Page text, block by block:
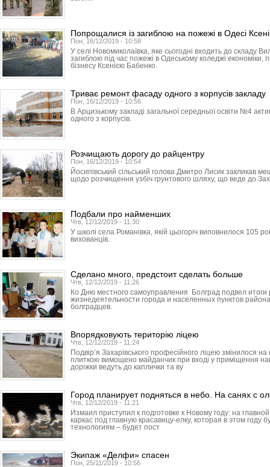
Попрощалися із загиблою на пожежі в Одесі
Пон, 16/12/2019 - 10:58
У селі Новомиколаївка, яке сьогодні входить до складу
загиблою під час пожежі в Одеському коледжі економіки,
бізнесу Ксенією Бабенко.
Триває ремонт фасаду одного з корпусів закладу
Пон, 16/12/2019 - 10:56
В Арцизькому закладі загальної середньої освіти №4
одного з корпусів.
Розчищають дорогу до райцентру
Пон, 16/12/2019 - 10:54
Йосипівський сільський голова Дмитро Лисик закликав
щодо розчищення узбіч грунтового шляху, що веде до
Подбали про найменших
Чтв, 12/12/2019 - 11:30
У школі села Романівка, якій цьогоріч виповнилося 105
вихованців.
Сделано много, предстоит сделать больше
Чтв, 12/12/2019 - 11:26
Ко Дню местного самоуправления Болград подвел
жизнедеятельности города и населенных пунктов
болградцев.
Впорядковують територію ліцею
Чтв, 12/12/2019 - 11:24
Подвір’я Захарівського професійного ліцею змінилося
плиткою вимощено майданчик при вході у приміщення
доріжки ведуть до каплички та ву
Город планирует подняться в небо. На санях с
Чтв, 12/12/2019 - 11:21
Измаил приступил к подготовке к Новому году: на
каркас под главную красавицу-елку, которая в этом году
технологиям – будет пост
Экипаж «Делфи» спасен
Пон, 25/11/2019 - 10:56